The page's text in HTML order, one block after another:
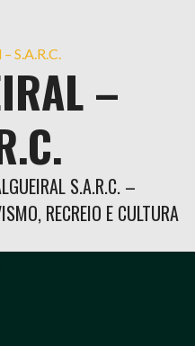
–
S.A.R.C. –
RECREIO E CULTURA